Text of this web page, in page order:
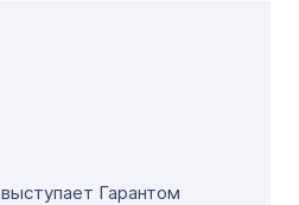
Гарантом